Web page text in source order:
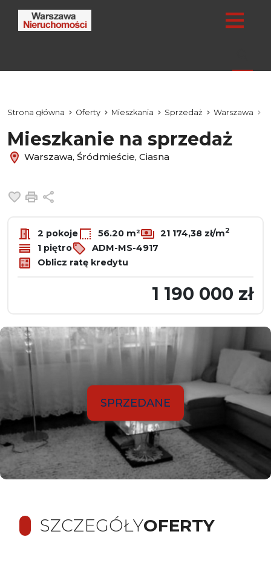
Strona główna Oferty Mieszkania Sprzedaż Warszawa
Mieszkanie na sprzedaż
Warszawa, Śródmieście, Ciasna
Dodaj do ulubionych
Drukuj
2 pokoje 56.20 m² 21 174,38 zł/m2
1 piętro
ADM-MS-4917
Oblicz ratę kredytu
1 190 000 zł
SPRZEDANE
SZCZEGÓŁYOFERTY